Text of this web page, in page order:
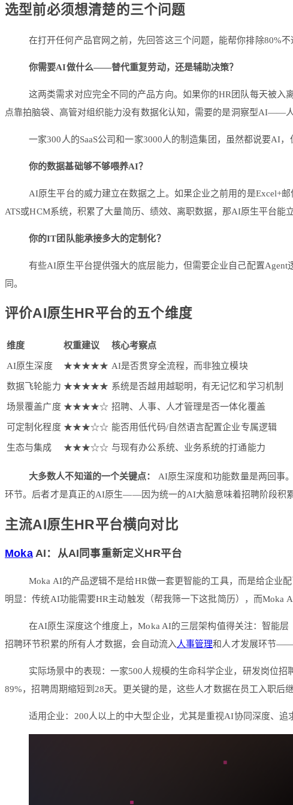
选型前必须想清楚的三个问题
在打开任何产品官网之前，先回答这三个问题，能帮你排除80%不
你需要AI做什么——替代重复劳动，还是辅助决策？
这两类需求对应完全不同的产品方向。如果你的HR团队每天被
点靠拍脑袋、高管对组织能力没有数据化认知，需要的是洞察型AI——
一家300人的SaaS公司和一家3000人的制造集团，虽然都说要AI
你的数据基础够不够喂养AI？
AI原生平台的威力建立在数据之上。如果企业之前用的是Excel+
ATS或HCM系统，积累了大量简历、绩效、离职数据，那AI原生平台能
你的IT团队能承接多大的定制化？
有些AI原生平台提供强大的底层能力，但需要企业自己配置
同。
评价AI原生HR平台的五个维度
维度 权重建议 核心考察点
AI原生深度 ★★★★★ AI是否贯穿全流程，而非独立模块
数据飞轮能力 ★★★★★ 系统是否越用越聪明，有无记忆和学习机制
场景覆盖广度 ★★★★☆ 招聘、人事、人才管理是否一体化覆盖
可定制化程度 ★★★☆☆ 能否用低代码/自然语言配置企业专属逻辑
生态与集成 ★★★☆☆ 与现有办公系统、业务系统的打通能力
大多数人不知道的一个关键点：
AI原生深度和功能数量是两回事
环节。后者才是真正的AI原生——因为统一的AI大脑意味着招聘阶段积
主流AI原生HR平台横向对比
MokaAI：从AI同事重新定义HR平台
Moka AI的产品逻辑不是给HR做一套更智能的工具，而是给企
明显：传统AI功能需要HR主动触发（帮我筛一下这批简历），而Moka
在AI原生深度这个维度上，Moka AI的三层架构值得关注：智能
招聘环节积累的所有人才数据，会自动流入 人事管理和人才发展环节
实际场景中的表现：一家500人规模的生命科学企业，研发岗位
89%，招聘周期缩短到28天。更关键的是，这些人才数据在员工入职后
适用企业：200人以上的中大型企业，尤其是重视AI协同深度、追